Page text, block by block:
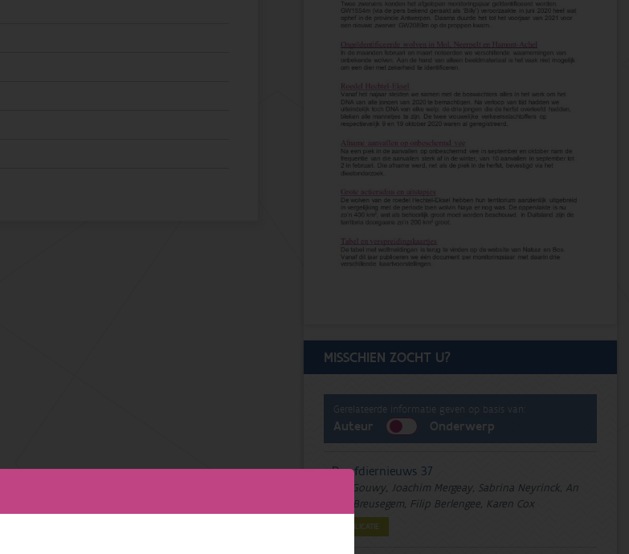
MISSCHIEN ZOCHT U?
Gerelateerde informatie geven op basis van:
Auteur Onderwerp
Roofdiernieuws 37
Jan Gouwy, Joachim Mergeay, Sabrina Neyrinck, An
Van Breusegem, Filip Berlengee, Karen Cox
PUBLICATIE